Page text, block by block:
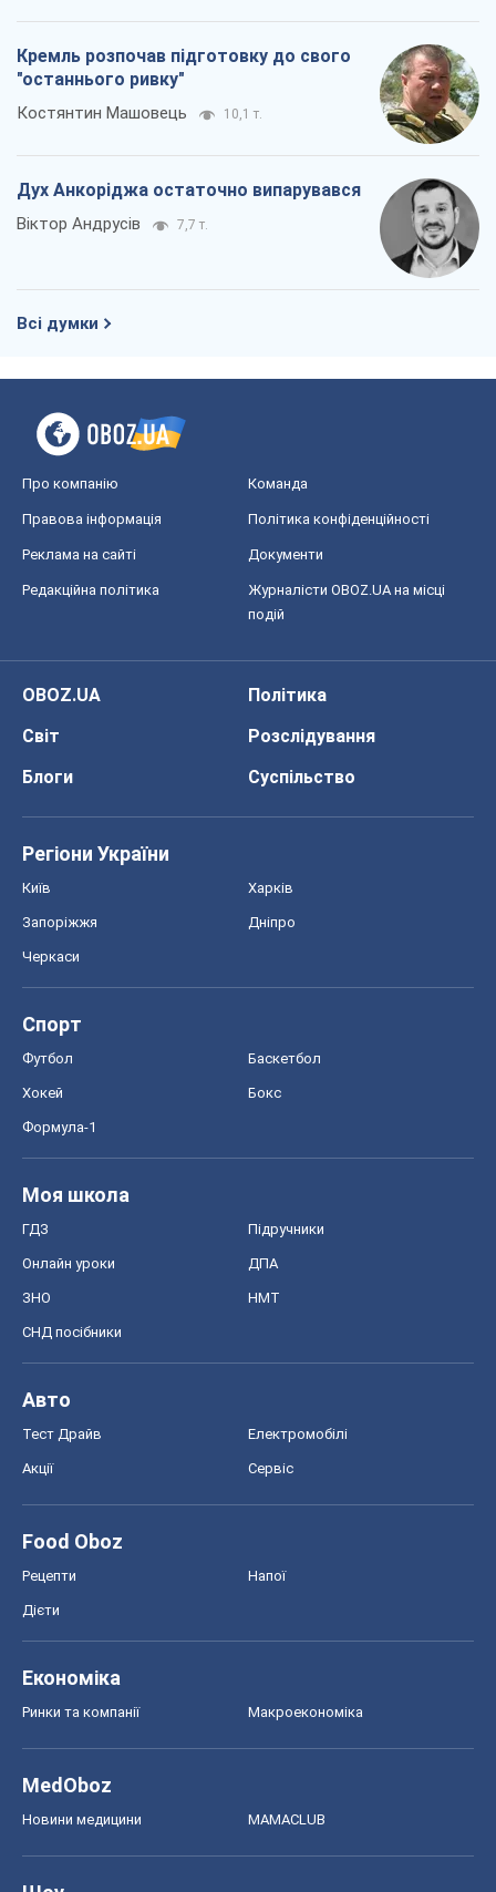
Кремль розпочав підготовку до свого
"останнього ривку"
Костянтин Машовець 10,1 т.
Дух Анкоріджа остаточно випарувався
Віктор Андрусів 7,7 т.
Всі думки
Про компанію Команда
Правова інформація Політика конфіденційності
Реклама на сайті Документи
Редакційна політика
Журналісти OBOZ.UA на місці
подій
OBOZ.UA
Політика
Світ
Розслідування
Блоги
Суспільство
Регіони України
Київ Харків
Запоріжжя Дніпро
Черкаси
Спорт
Футбол Баскетбол
Хокей Бокс
Формула-1
Моя школа
ГДЗ Підручники
Онлайн уроки ДПА
ЗНО НМТ
СНД посібники
Авто
Тест Драйв Електромобілі
Акції Сервіс
Food Oboz
Рецепти Напої
Дієти
Економіка
Ринки та компанії Макроекономіка
MedOboz
Новини медицини MAMACLUB